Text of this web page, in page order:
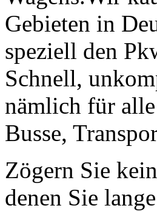
Gebieten in
speziell den
Schnell,
nämlich für
Busse,
Zögern Sie
denen Sie